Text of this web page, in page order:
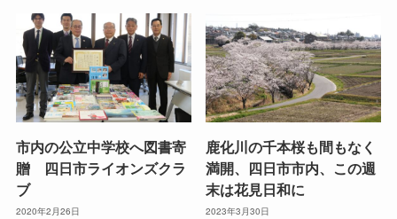
市内の公立中学校へ図書寄
贈 四日市ライオンズクラ
ブ
2020年2月26日
鹿化川の千本桜も間もなく
満開、四日市市内、この週
末は花見日和に
2023年3月30日